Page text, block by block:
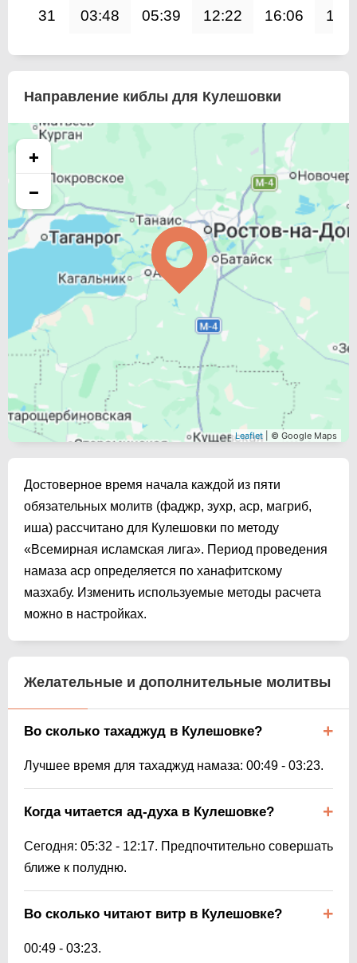
31 03:48 05:39 12:22 16:06
Направление киблы для Кулешовки
+
−
Leaflet | © Google Maps
Достоверное время начала каждой из пяти
обязательных молитв (фаджр, зухр, аср, магриб,
иша) рассчитано для Кулешовки по методу
«Всемирная исламская лига». Период проведения
намаза аср определяется по ханафитскому
мазхабу. Изменить используемые методы расчета
можно в настройках.
Желательные и дополнительные молитвы
Во сколько тахаджуд в Кулешовке?
Лучшее время для тахаджуд намаза: 00:49 - 03:23.
Когда читается ад-духа в Кулешовке?
Сегодня: 05:32 - 12:17. Предпочтительно совершать
ближе к полудню.
Во сколько читают витр в Кулешовке?
00:49 - 03:23.